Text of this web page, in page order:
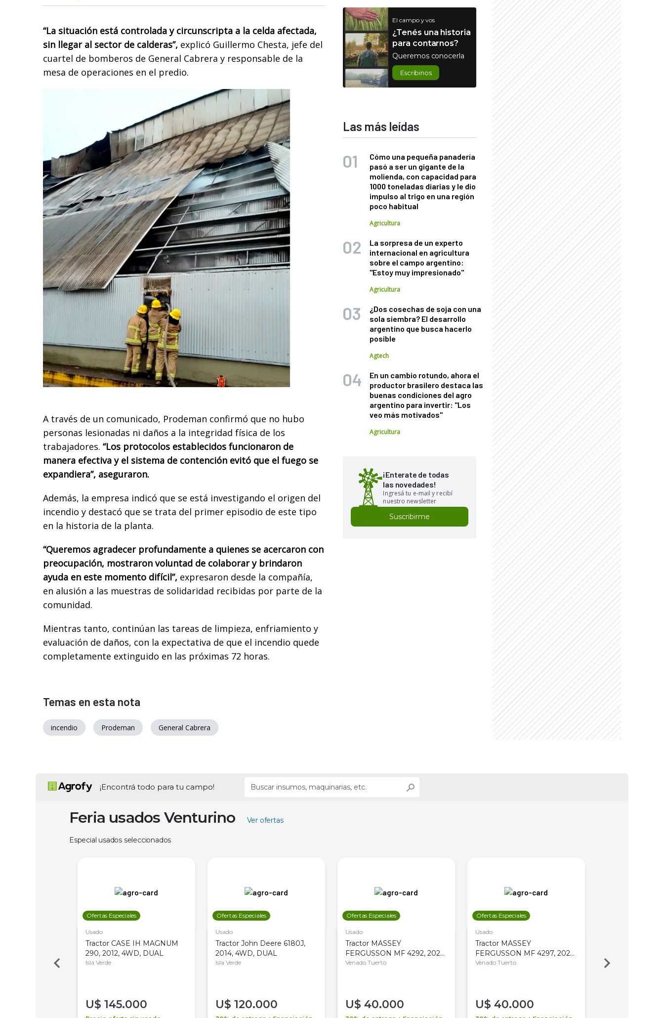
“La situación está controlada y circunscripta a la celda afectada,
sin llegar al sector de calderas”, explicó Guillermo Chesta, jefe del
cuartel de bomberos de General Cabrera y responsable de la
mesa de operaciones en el predio.
A través de un comunicado, Prodeman confirmó que no hubo
personas lesionadas ni daños a la integridad física de los
trabajadores. “Los protocolos establecidos funcionaron de
manera efectiva y el sistema de contención evitó que el fuego se
expandiera”, aseguraron.
Además, la empresa indicó que se está investigando el origen del
incendio y destacó que se trata del primer episodio de este tipo
en la historia de la planta.
“Queremos agradecer profundamente a quienes se acercaron con
preocupación, mostraron voluntad de colaborar y brindaron
ayuda en este momento difícil”, expresaron desde la compañía,
en alusión a las muestras de solidaridad recibidas por parte de la
comunidad.
Mientras tanto, continúan las tareas de limpieza, enfriamiento y
evaluación de daños, con la expectativa de que el incendio quede
completamente extinguido en las próximas 72 horas.
El campo y vos
¿Tenés una historia
para contarnos?
Queremos conocerla
Escribinos
Las más leídas
Cómo una pequeña panadería
pasó a ser un gigante de la
molienda, con capacidad para
1000 toneladas diarias y le dio
impulso al trigo en una región
poco habitual
Agricultura
La sorpresa de un experto
internacional en agricultura
sobre el campo argentino:
"Estoy muy impresionado"
Agricultura
¿Dos cosechas de soja con una
sola siembra? El desarrollo
argentino que busca hacerlo
posible
Agtech
En un cambio rotundo, ahora el
productor brasilero destaca las
buenas condiciones del agro
argentino para invertir: "Los
veo más motivados"
Agricultura
¡Enterate de todas
las novedades!
Ingresá tu e-mail y recibí
nuestro newsletter
Suscribirme
Temas en esta nota
incendio Prodeman General Cabrera
¡Encontrá todo para tu campo!
Feria usados Venturino Ver ofertas
Especial usados seleccionados
Ofertas Especiales
Usado
Tractor CASE IH MAGNUM
290, 2012, 4WD, DUAL
Isla Verde
U$ 145.000
Ofertas Especiales
Usado
Tractor John Deere 6180J,
2014, 4WD, DUAL
Isla Verde
U$ 120.000
Ofertas Especiales
Usado
Tractor MASSEY
FERGUSSON MF 4292, 2020,
4WD, PATON
Venado Tuerto
U$ 40.000
Ofertas Especiales
Usado
Tractor MASSEY
FERGUSSON MF 4297, 2020,
4WD, PATON
Venado Tuerto
U$ 40.000
Venado Tuerto